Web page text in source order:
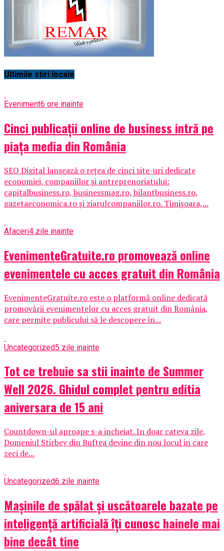
Ultimile stiri locale
Eveniment6 ore inainte
Cinci publicații online de business intră pe
piața media din România
SEO Digital lansează o rețea de cinci site-uri dedicate
economiei, companiilor și antreprenoriatului:
capitalbusiness.ro, businessmag.ro, bilantbusiness.ro,
gazetaeconomica.ro și ziarulcompaniilor.ro. Timișoara,...
Afaceri4 zile inainte
EvenimenteGratuite.ro promovează online
evenimentele cu acces gratuit din România
EvenimenteGratuite.ro este o platformă online dedicată
promovării evenimentelor cu acces gratuit din România,
care permite publicului să le descopere în...
Uncategorized5 zile inainte
Tot ce trebuie sa stii inainte de Summer
Well 2026. Ghidul complet pentru editia
aniversara de 15 ani
Countdown-ul aproape s-a incheiat. In doar cateva zile,
Domeniul Stirbey din Buftea devine din nou locul in care
zeci de...
Uncategorized6 zile inainte
Mașinile de spălat și uscătoarele bazate pe
inteligență artificială îți cunosc hainele mai
bine decât tine